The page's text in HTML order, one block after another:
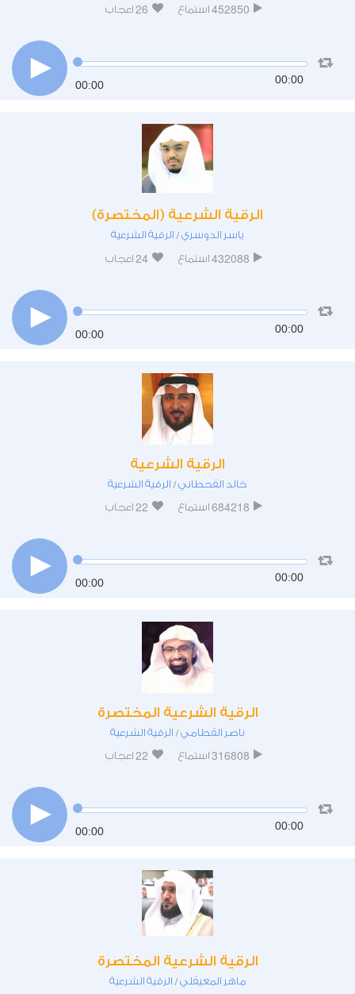
452850 استماع 26 اعجاب
00:00 00:00
الرقية الشرعية (المختصرة)
ياسر الدوسري/ الرقية الشرعية
432088 استماع 24 اعجاب
00:00 00:00
الرقية الشرعية
خالد القحطاني/ الرقية الشرعية
684218 استماع 22 اعجاب
00:00 00:00
الرقية الشرعية المختصرة
ناصر القطامي/ الرقية الشرعية
316808 استماع 22 اعجاب
00:00 00:00
الرقية الشرعية المختصرة
ماهر المعيقلي/ الرقية الشرعية